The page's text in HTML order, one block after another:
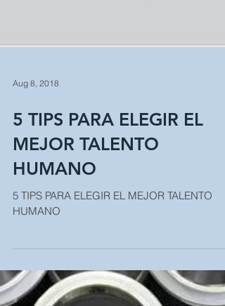
Aug 8, 2018
5 TIPS PARA ELEGIR EL
MEJOR TALENTO
HUMANO